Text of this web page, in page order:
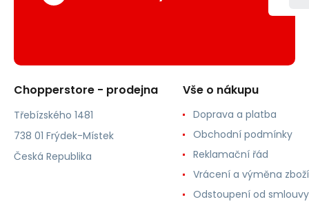
Chopperstore - prodejna
Třebízského 1481
738 01 Frýdek-Místek
Česká Republika
Vše o nákupu
Doprava a platba
Obchodní podmínky
Reklamační řád
Vrácení a výměna zboží
Odstoupení od smlouvy